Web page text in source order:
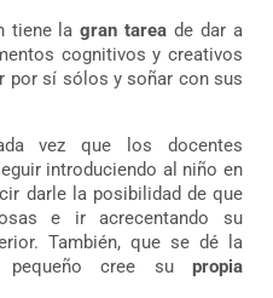
tiene lagran tarea de dar a
cognitivos y creativos
por sí sólos y soñar con sus
vez que los docentes
introduciendo al niño en
darle la posibilidad de que
e ir acrecentando su
También, que se dé la
pequeño cree su propia